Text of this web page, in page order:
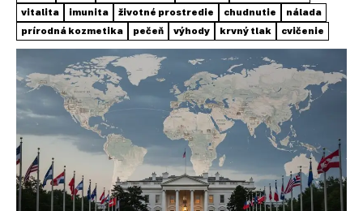
vitalita
imunita životné prostredie chudnutie
nálada
prírodná kozmetika
pečeň výhody krvný tlak cvičenie